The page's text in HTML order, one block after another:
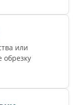
или
обрезку